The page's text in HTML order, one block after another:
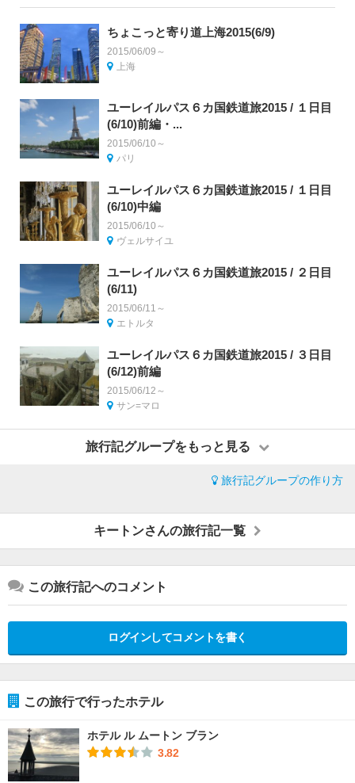
ちょこっと寄り道上海2015(6/9)
2015/06/09～
上海
ユーレイルパス６カ国鉄道旅2015 / １日目
(6/10)前編・...
2015/06/10～
パリ
ユーレイルパス６カ国鉄道旅2015 / １日目
(6/10)中編
2015/06/10～
ヴェルサイユ
ユーレイルパス６カ国鉄道旅2015 / ２日目
(6/11)
2015/06/11～
エトルタ
ユーレイルパス６カ国鉄道旅2015 / ３日目
(6/12)前編
2015/06/12～
サン=マロ
旅行記グループをもっと見る
旅行記グループの作り方
キートンさんの旅行記一覧
この旅行記へのコメント
ログインしてコメントを書く
この旅行で行ったホテル
ホテル ル ムートン ブラン
3.82